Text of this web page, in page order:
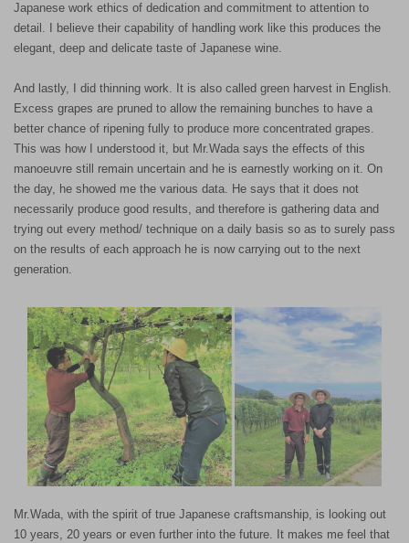
Japanese work ethics of dedication and commitment to attention to
detail. I believe their capability of handling work like this produces the
elegant, deep and delicate taste of Japanese wine.
And lastly, I did thinning work. It is also called green harvest in English.
Excess grapes are pruned to allow the remaining bunches to have a
better chance of ripening fully to produce more concentrated grapes.
This was how I understood it, but Mr.Wada says the effects of this
manoeuvre still remain uncertain and he is earnestly working on it. On
the day, he showed me the various data. He says that it does not
necessarily produce good results, and therefore is gathering data and
trying out every method/ technique on a daily basis so as to surely pass
on the results of each approach he is now carrying out to the next
generation.
Mr.Wada, with the spirit of true Japanese craftsmanship, is looking out
10 years, 20 years or even further into the future. It makes me feel that